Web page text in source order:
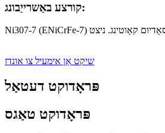
קורצע באַשרייַבונג:
שיקט אַן אימעיל צו אונדז
פּראָדוקט דעטאַל
פּראָדוקט טאַגס